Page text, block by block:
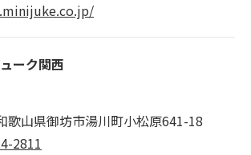
ーク関西
歌山県御坊市湯川町小松原641-18
2811